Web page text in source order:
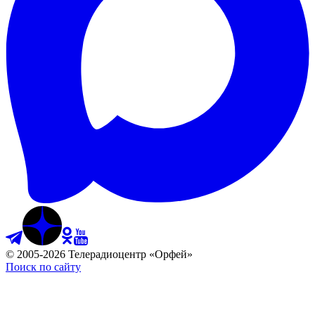
© 2005-2026 Телерадиоцентр «Орфей»
Поиск по сайту